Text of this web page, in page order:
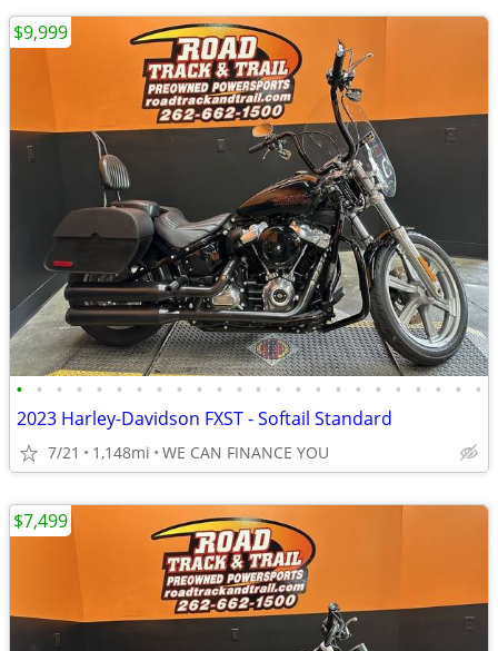
• • • • • • • • • • • • • • • • • • • • • • • •
2023 Harley-Davidson FXST - Softail Standard
7/21 1,148mi WE CAN FINANCE YOU
$9,999
$7,499